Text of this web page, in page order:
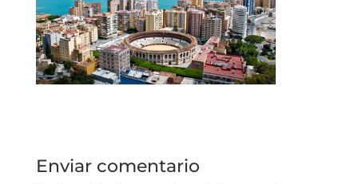
Enviar comentario